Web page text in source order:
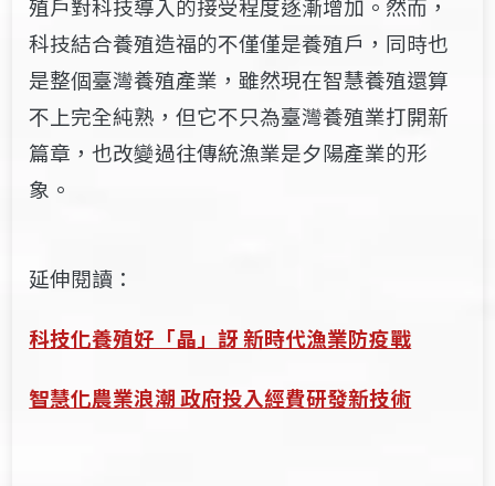
科技結合養殖造福的不僅僅是養殖戶，同時也
是整個臺灣養殖產業，雖然現在智慧養殖還算
不上完全純熟，但它不只為臺灣養殖業打開新
篇章，也改變過往傳統漁業是夕陽產業的形
象。
延伸閱讀：
科技化養殖好「晶」訝 新時代漁業防疫戰
智慧化農業浪潮 政府投入經費研發新技術